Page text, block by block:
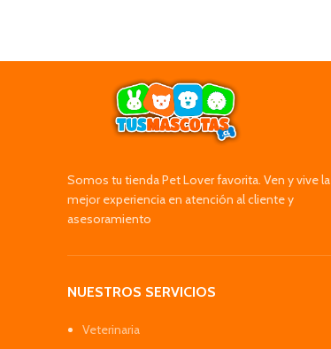
Somos tu tienda Pet Lover favorita. Ven y vive la
mejor experiencia en atención al cliente y
asesoramiento
NUESTROS SERVICIOS
Veterinaria